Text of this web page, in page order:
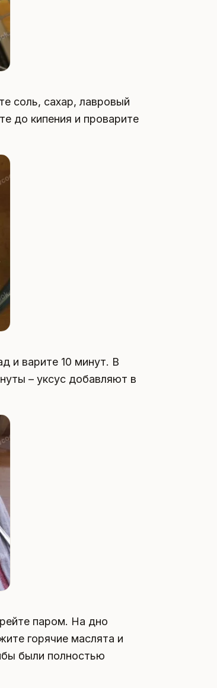
соль, сахар, лавровый
до кипения и проварите
и варите 10 минут. В
– уксус добавляют в
паром. На дно
горячие маслята и
были полностью